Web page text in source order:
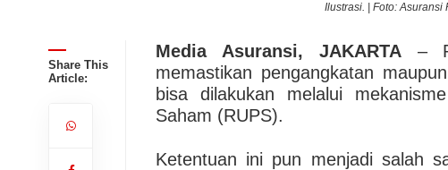
Ilustrasi. | Foto: Asuransi
Share This
Article:
Media Asuransi, JAKARTA–
memastikan pengangkatan
bisa dilakukan melalui
Saham (RUPS).
Ketentuan ini pun menjadi salah